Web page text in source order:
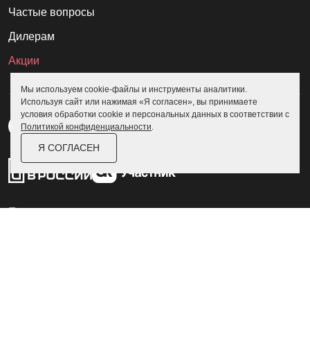
Частые вопросы
Дилерам
Акции
Пользовательское соглашение
Мы используем cookie-файлы и инструменты аналитики.
Используя сайт или нажимая «Я согласен», вы принимаете
условия обработки cookie и персональных данных в соответствии с
Политикой конфиденциальности.
Я СОГЛАСЕН